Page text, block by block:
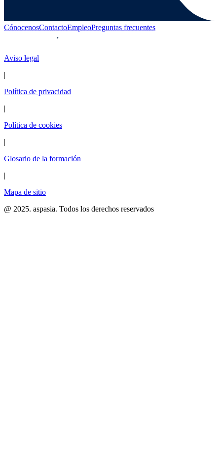
CónocenosContactoEmpleoPreguntas frecuentes
Aviso legal
|
Política de privacidad
|
Política de cookies
|
Glosario de la formación
|
Mapa de sitio
@ 2025. aspasia. Todos los derechos reservados